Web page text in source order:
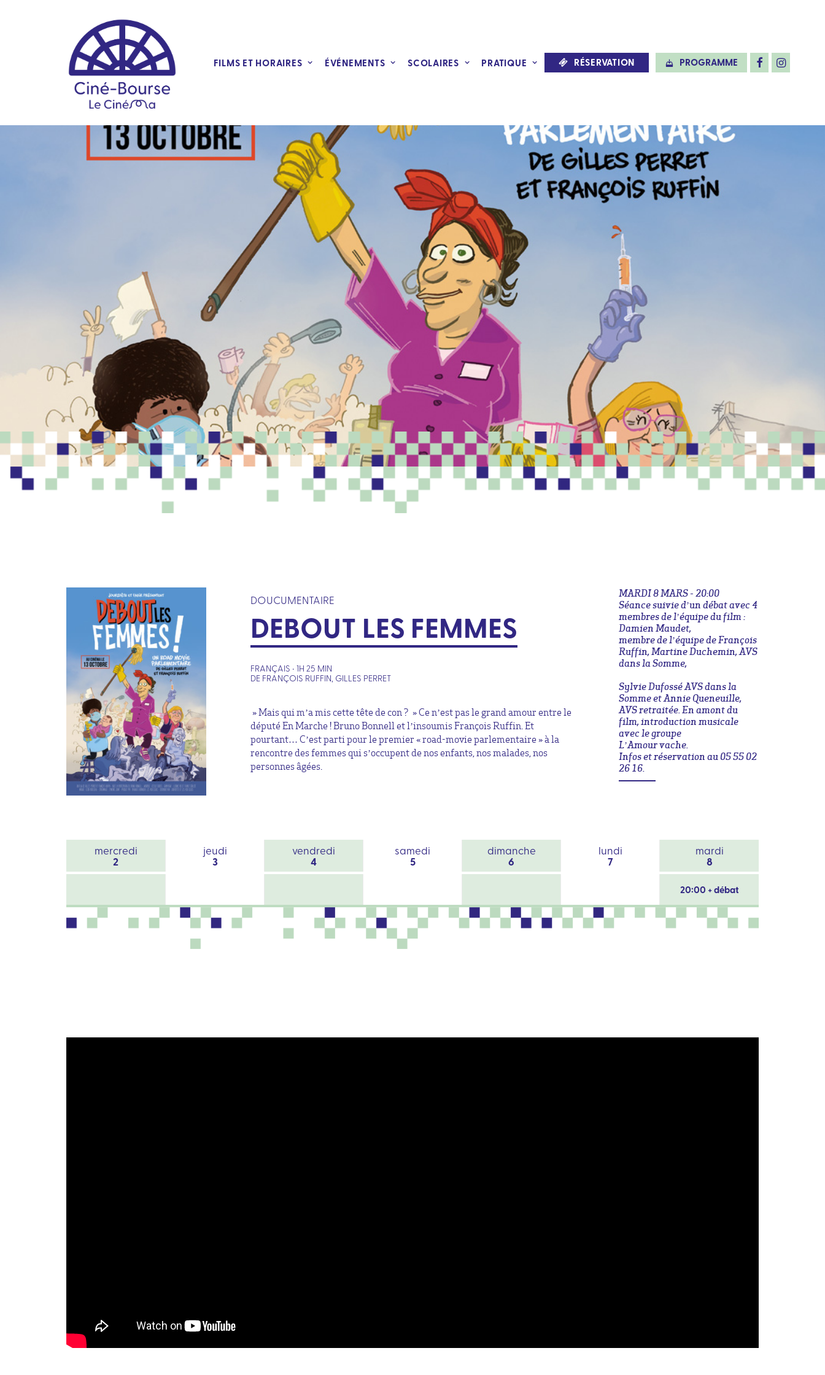
FILMS ET HORAIRES ÉVÉNEMENTS SCOLAIRES PRATIQUE RÉSERVATION PROGRAMME
DOUCUMENTAIRE
DEBOUT LES FEMMES
FRANÇAIS • 1H 25 MIN
DE FRANÇOIS RUFFIN, GILLES PERRET
» Mais qui m’a mis cette tête de con ? » Ce n’est pas le grand amour entre le
député En Marche ! Bruno Bonnell et l’insoumis François Ruffin. Et
pourtant… C’est parti pour le premier « road-movie parlementaire » à la
rencontre des femmes qui s’occupent de nos enfants, nos malades, nos
personnes âgées.
MARDI 8 MARS - 20:00
Séance suivie d’un débat avec 4
membres de l’équipe du film :
Damien Maudet,
membre de l’équipe de François
Ruffin, Martine Duchemin, AVS
dans la Somme,
Sylvie Dufossé AVS dans la
Somme et Annie Queneuille,
AVS retraitée. En amont du
film, introduction musicale
avec le groupe
L’Amour vache.
Infos et réservation au 05 55 02
26 16.
mercredi
2
jeudi
3
vendredi
4
samedi
5
dimanche
6
lundi
7
mardi
8
20:00 + débat